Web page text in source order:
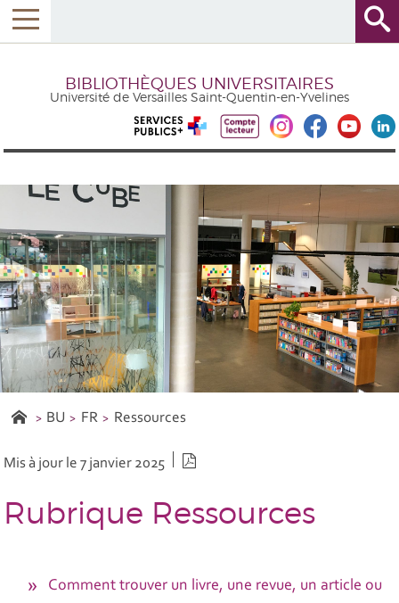
BIBLIOTHÈQUES UNIVERSITAIRES
Université de Versailles Saint-Quentin-en-Yvelines
BU FR Ressources
Mis à jour le 7 janvier 2025
Rubrique Ressources
Comment trouver un livre, une revue, un article ou